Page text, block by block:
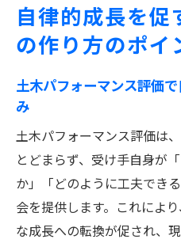
自律的成長を促
の作り方のポイ
土木パフォーマンス評価
み
土木パフォーマンス評価は
とどまらず、受け手自身が
か」「どのように工夫でき
会を提供します。これによ
な成長への転換が促され、